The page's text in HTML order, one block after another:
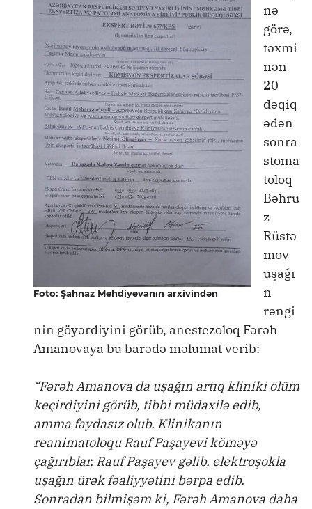
Foto: Şahnaz Mehdiyevanın arxivindən
nə
görə,
təxmi
nən
20
dəqiq
ədən
sonra
stoma
toloq
Bəhru
z
Rüstə
mov
uşağı
n
rəngi
nin göyərdiyini görüb, anestezoloq Fərəh
Amanovaya bu barədə məlumat verib:
“Fərəh Amanova da uşağın artıq kliniki ölüm
keçirdiyini görüb, tibbi müdaxilə edib,
amma faydasız olub. Klinikanın
reanimatoloqu Rauf Paşayevi köməyə
çağırıblar. Rauf Paşayev gəlib, elektroşokla
uşağın ürək fəaliyyətini bərpa edib.
Sonradan bilmişəm ki, Fərəh Amanova daha